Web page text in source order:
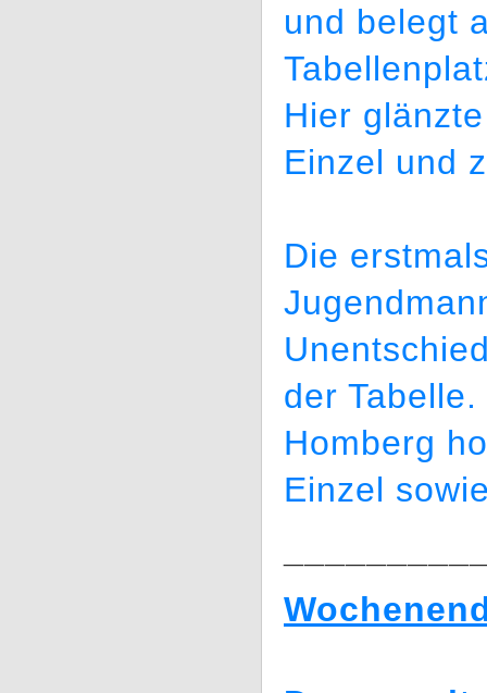
und belegt
Hier
Einzel und
Die
der
Homberg
Einzel